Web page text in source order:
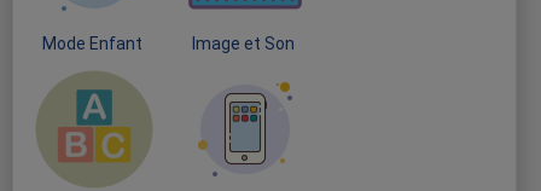
Mode Enfant Image et Son